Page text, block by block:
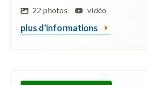
22 photos
vidéo
plus d'informations